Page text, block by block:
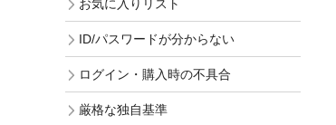
お気に入りリスト
ID/パスワードが分からない
ログイン・購入時の不具合
厳格な独自基準